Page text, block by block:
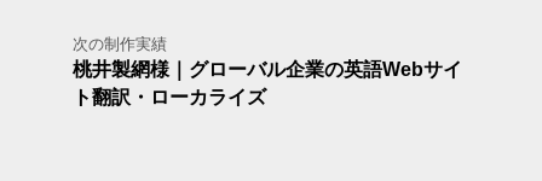
次の制作実績
桃井製網様｜グローバル企業の英語Webサイ
ト翻訳・ローカライズ